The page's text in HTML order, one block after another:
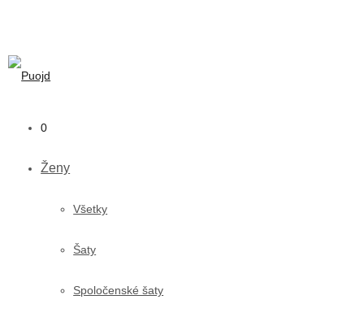
0
Ženy
Všetky
Šaty
Spoločenské šaty